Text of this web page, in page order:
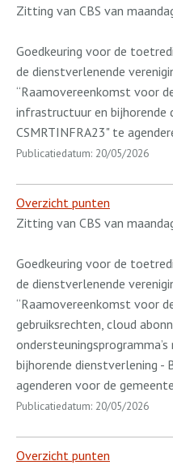
Zitting van CBS van
Goedkeuring voor de
de dienstverlenende
“Raamovereenkomst voor
infrastructuur en bijhorende
CSMRTINFRA23" te
Publicatiedatum: 20/05/2026
Overzicht punten
Zitting van CBS van
Goedkeuring voor de
de dienstverlenende
“Raamovereenkomst voor
gebruiksrechten, cloud
bijhorende dienstverlening -
agenderen voor de
Publicatiedatum: 20/05/2026
Overzicht punten